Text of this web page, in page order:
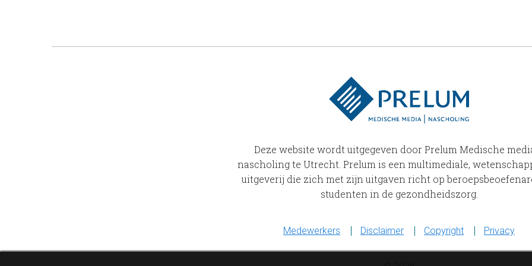
Deze website wordt uitgegeven door Prelum Medische
nascholing te Utrecht. Prelum is een multimediale,
uitgeverij die zich met zijn uitgaven richt op
studenten in de gezondheidszorg.
Medewerkers Disclaimer Copyright Privacy